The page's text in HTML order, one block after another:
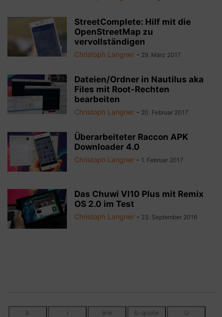
StreetComplete: Hilf mit die
OpenStreetMap zu
vervollständigen
Christoph Langner - 29. März 2017
Dateien/Ordner in Nautilus aka
Files mit Root-Rechten
bearbeiten
Christoph Langner - 20. Februar 2017
Überarbeiteter Raccon APK
Downloader 4.0
Christoph Langner - 1. Februar 2017
Das Chuwi VI10 Plus mit Remix
OS 2.0 im Test
Christoph Langner - 23. September 2016